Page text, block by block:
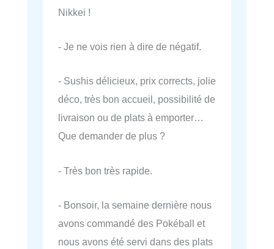
Nikkei !
- Je ne vois rien à dire de négatif.
- Sushis délicieux, prix corrects, jolie
déco, très bon accueil, possibilité de
livraison ou de plats à emporter…
Que demander de plus ?
- Très bon très rapide.
- Bonsoir, la semaine dernière nous
avons commandé des Pokéball et
nous avons été servi dans des plats